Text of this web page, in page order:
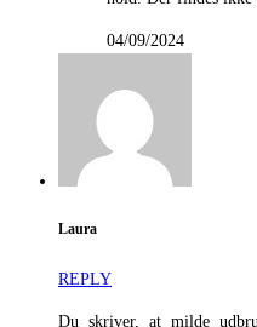
04/09/2024
Laura
REPLY
Du skriver, at milde